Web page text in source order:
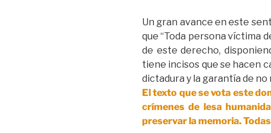
Un gran avance en este
que “Toda persona víctima
de este derecho,
tiene incisos que se hacen
dictadura y la garantía de
El texto que se vota este
crímenes de lesa
preservar la memoria.